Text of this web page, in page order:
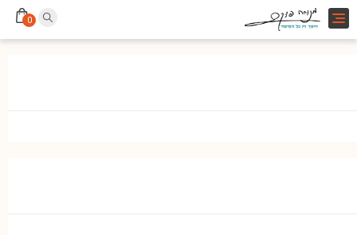
Toggle
navigation
0